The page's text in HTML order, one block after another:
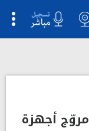
أجهزة